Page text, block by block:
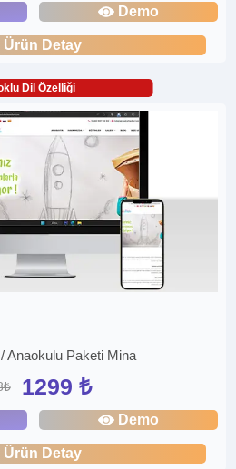
Demo
Ürün Detay
Dil Özelliği
Anaokulu Paketi Mina
1299 ₺
Demo
Ürün Detay